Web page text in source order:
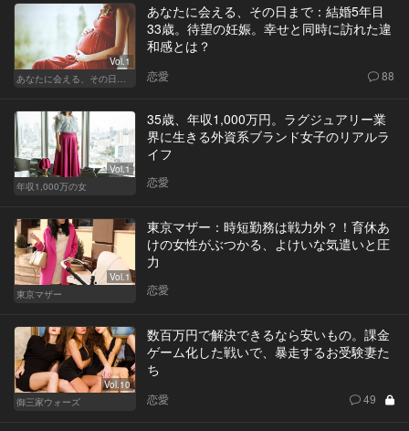
Vol.1
あなたに会える、その日まで：結婚5年目
33歳。待望の妊娠。幸せと同時に訪れた違
和感とは？
恋愛 88
Vol.1
年収1,000万の女
35歳、年収1,000万円。ラグジュアリー業
界に生きる外資系ブランド女子のリアルラ
イフ
恋愛
Vol.1
東京マザー
東京マザー：時短勤務は戦力外？！育休あ
けの女性がぶつかる、よけいな気遣いと圧
力
恋愛
Vol.10
御三家ウォーズ
数百万円で解決できるなら安いもの。課金
ゲーム化した戦いで、暴走するお受験妻た
ち
恋愛 49